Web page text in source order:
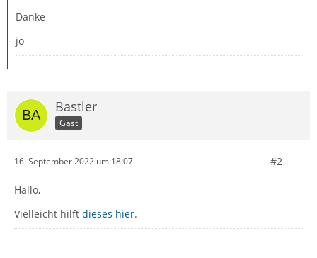
Danke
jo
Bastler
Gast
16. September 2022 um 18:07 #2
Hallo,
Vielleicht hilft dieses hier.